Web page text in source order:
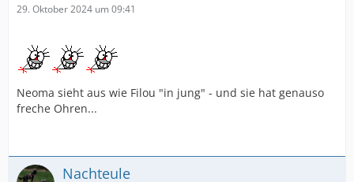
29. Oktober 2024 um 09:41
Neoma sieht aus wie Filou "in jung" - und sie hat genauso
freche Ohren...
Nachteule